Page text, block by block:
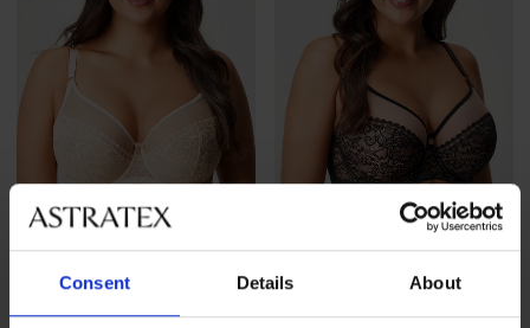
Consent Details About
4,8
BESTSELLER
BESTSELLER